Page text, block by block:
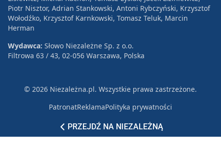
PRZEJDŹ NA NIEZALEŻNĄ
Piotr Nisztor, Adrian Stankowski, Antoni Rybczyński, Krzysztof
Wołodźko, Krzysztof Karnkowski, Tomasz Teluk, Marcin
Herman
Wydawca: Słowo Niezależne Sp. z o.o.
Filtrowa 63 / 43, 02-056 Warszawa, Polska
© 2026 Niezależna.pl. Wszystkie prawa zastrzeżone.
PatronatReklamaPolityka prywatności